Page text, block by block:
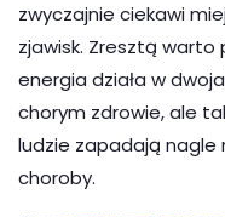
zwyczajnie ciekawi
zjawisk. Zresztą warto
energia działa w
chorym zdrowie, ale
ludzie zapadają nagle
choroby.